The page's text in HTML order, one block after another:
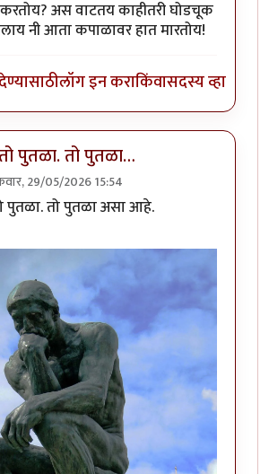
खूप आधी काढलेलाbyनिपा
करतोय? अस वाटतय काहीतरी घोडचूक
नी आता कपाळावर हात मारतोय!
लॉग इन कराकिंवासदस्य व्हा
पुतळा. तो पुतळा…
29/05/2026 15:54
खूप आधी काढलेलाbyनिपा
पुतळा. तो पुतळा असा आहे.